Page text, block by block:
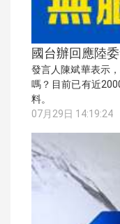
國台辦回應陸
發言人陳斌華表示
嗎？目前已有近
料。
07月29日 14:19:24